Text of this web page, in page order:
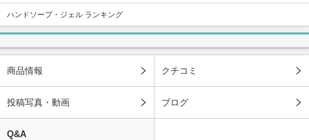
ハンドソープ・ジェル ランキング
商品情報 クチコミ
投稿写真・動画 ブログ
Q&A